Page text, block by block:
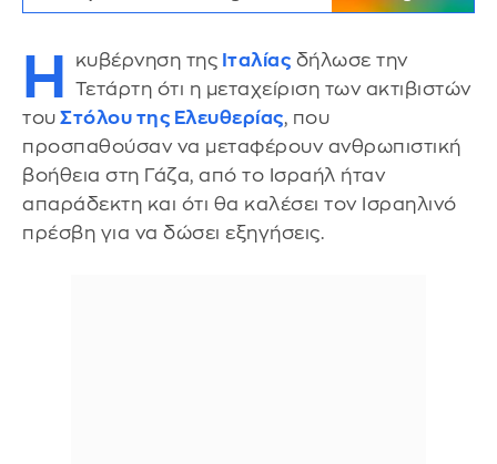
Η κυβέρνηση της Ιταλίας δήλωσε την
Τετάρτη ότι η μεταχείριση των ακτιβιστών
του Στόλου της Ελευθερίας, που
προσπαθούσαν να μεταφέρουν ανθρωπιστική
βοήθεια στη Γάζα, από το Ισραήλ ήταν
απαράδεκτη και ότι θα καλέσει τον Ισραηλινό
πρέσβη για να δώσει εξηγήσεις.